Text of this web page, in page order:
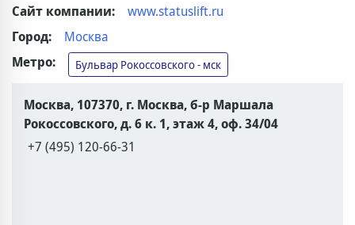
Сайт компании:
www.statuslift.ru
Город:
Москва
Метро:
Бульвар Рокоссовского - мск
Москва, 107370, г. Москва, б-р Маршала
Рокоссовского, д. 6 к. 1, этаж 4, оф. 34/04
+7 (495) 120-66-31